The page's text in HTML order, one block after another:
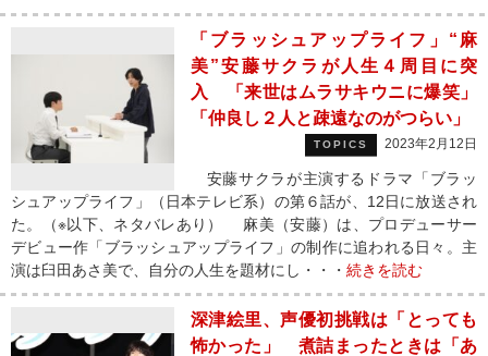
「ブラッシュアップライフ」“麻
美”安藤サクラが人生４周目に突
入 「来世はムラサキウニに爆笑」
「仲良し２人と疎遠なのがつらい」
TOPICS 2023年2月12日
安藤サクラが主演するドラマ「ブラッ
シュアップライフ」（日本テレビ系）の第６話が、12日に放送され
た。（※以下、ネタバレあり） 麻美（安藤）は、プロデューサー
デビュー作「ブラッシュアップライフ」の制作に追われる日々。主
演は臼田あさ美で、自分の人生を題材にし・・・ 続きを読む
深津絵里、声優初挑戦は「とっても
怖かった」 煮詰まったときは「あ